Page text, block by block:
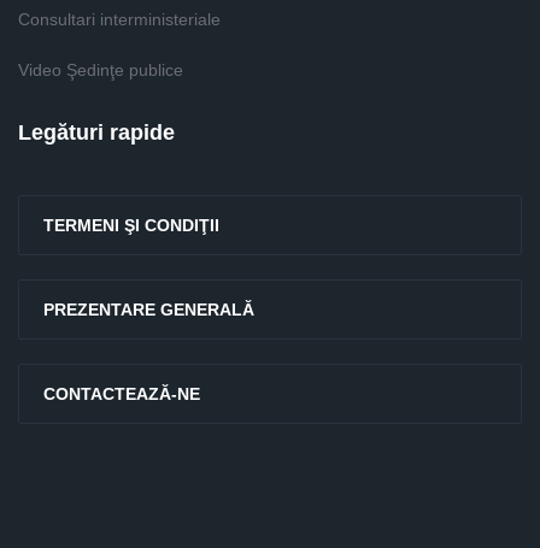
Consultari interministeriale
Video Şedinţe publice
Legături rapide
TERMENI ŞI CONDIŢII
PREZENTARE GENERALĂ
CONTACTEAZĂ-NE